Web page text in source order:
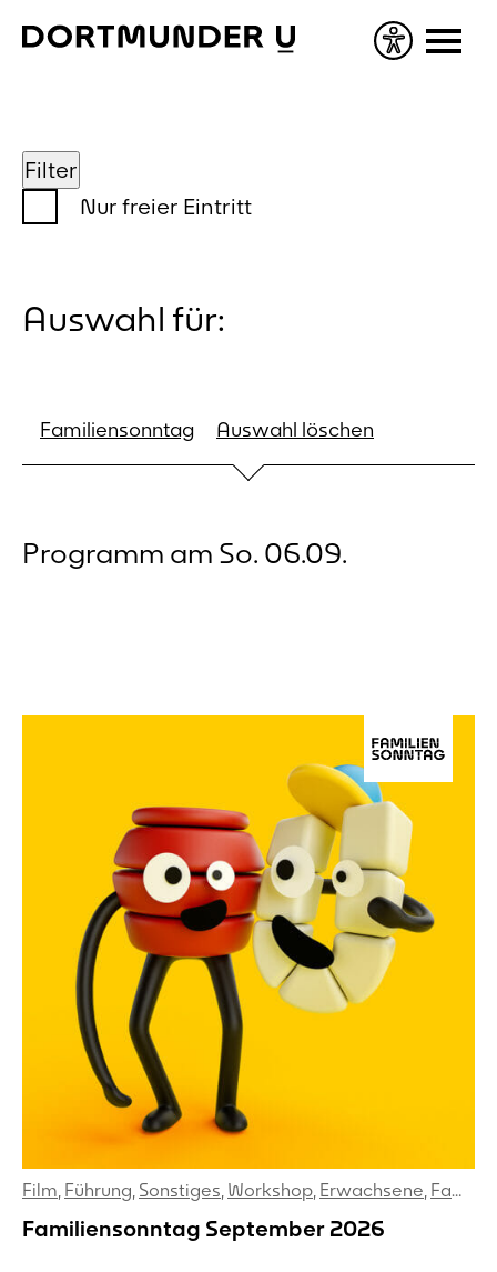
Filter
Nur freier Eintritt
Auswahl für:
Familiensonntag Auswahl löschen
Programm am So. 06.09.
Film, Führung, Sonstiges, Workshop, Erwachsene, Familien
Familiensonntag September 2026